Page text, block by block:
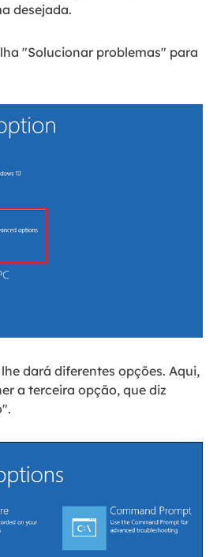
desejada.
"Solucionar problemas" para
dará diferentes opções. Aqui,
a terceira opção, que diz